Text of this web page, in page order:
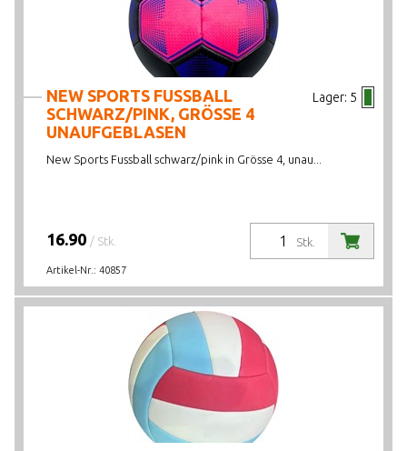
Lager: 5
NEW SPORTS FUSSBALL
SCHWARZ/PINK, GRÖSSE 4
UNAUFGEBLASEN
New Sports Fussball schwarz/pink in Grösse 4, unau...
Stk.
16.90 / Stk.
Artikel-Nr.: 40857